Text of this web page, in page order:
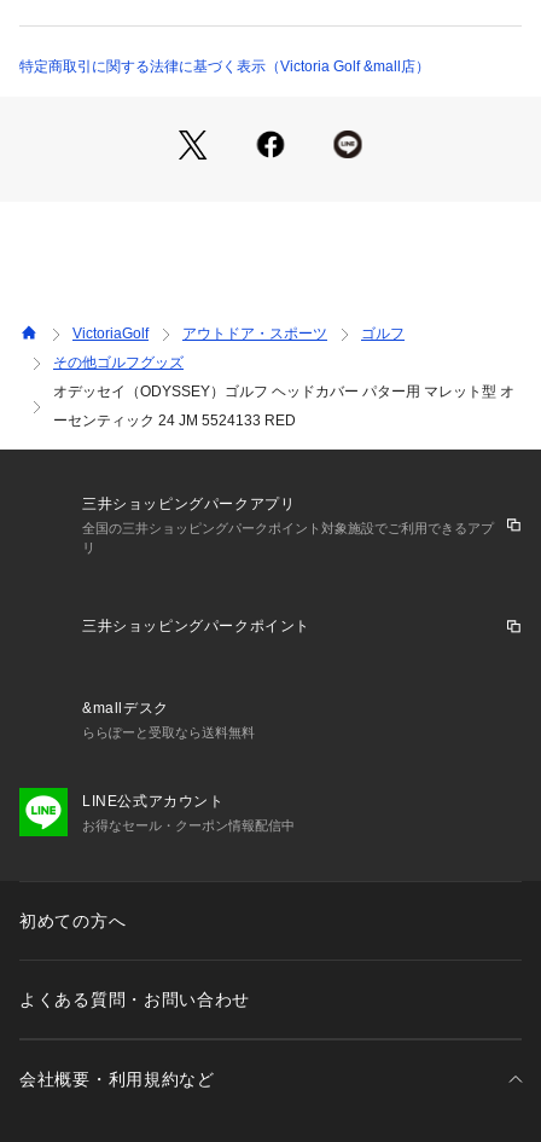
※掲載の価格・製品のパッケージ・デザイン・仕様について、
アゴルフ ビクトリアゴルフ Victoria Golf ゴルフ小物 アクセサ
リー ヘッドカバー シンプル 合わせやすい おしゃれ かっこい
特定商取引に関する法律に基づく表示（Victoria Golf &mall店）
VictoriaGolf アウトドア・スポーツ
ゴルフ
その他ゴルフグッズ
オデッセイ（ODYSSEY）ゴルフ ヘッドカバー パター用 マレット型 オ
ーセンティック 24 JM 5524133 RED
三井ショッピングパークアプリ
全国の三井ショッピングパークポイント対象施設でご利用できるアプ
リ
三井ショッピングパークポイント
&mallデスク
ららぽーと受取なら送料無料
LINE公式アカウント
お得なセール・クーポン情報配信中
初めての方へ
よくある質問・お問い合わせ
会社概要・利用規約など